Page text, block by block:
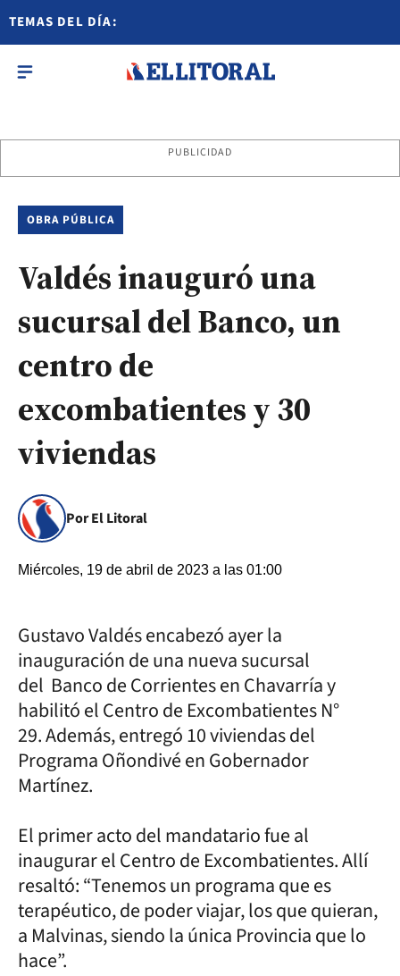
TEMAS DEL DÍA:
PUBLICIDAD
OBRA PÚBLICA
Valdés inauguró una
sucursal del Banco, un
centro de
excombatientes y 30
viviendas
Por El Litoral
Miércoles, 19 de abril de 2023 a las 01:00
Gustavo Valdés encabezó ayer la
inauguración de una nueva sucursal
del Banco de Corrientes en Chavarría y
habilitó el Centro de Excombatientes N°
29. Además, entregó 10 viviendas del
Programa Oñondivé en Gobernador
Martínez.
El primer acto del mandatario fue al
inaugurar el Centro de Excombatientes. Allí
resaltó: “Tenemos un programa que es
terapéutico, de poder viajar, los que quieran,
a Malvinas, siendo la única Provincia que lo
hace”.